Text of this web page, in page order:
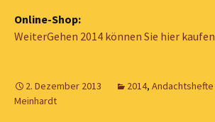
Online-Shop:
WeiterGehen 2014 können Sie hier kaufen
2. Dezember 2013 2014, Andachtshefte
Meinhardt